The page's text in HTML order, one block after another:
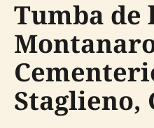
Tumba de
Staglieno,